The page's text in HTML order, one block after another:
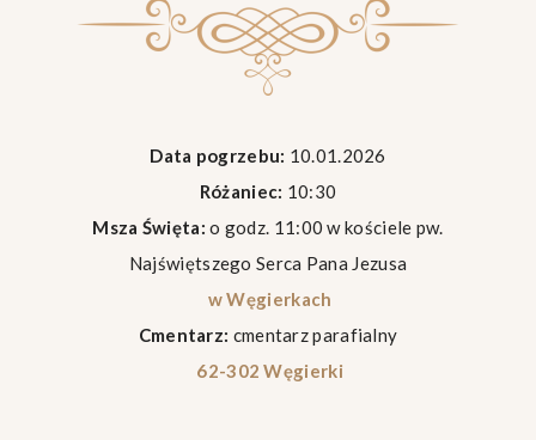
Data pogrzebu: 10.01.2026
Różaniec: 10:30
Msza Święta: o godz. 11:00 w kościele pw.
Najświętszego Serca Pana Jezusa
w Węgierkach
Cmentarz: cmentarz parafialny
62-302 Węgierki